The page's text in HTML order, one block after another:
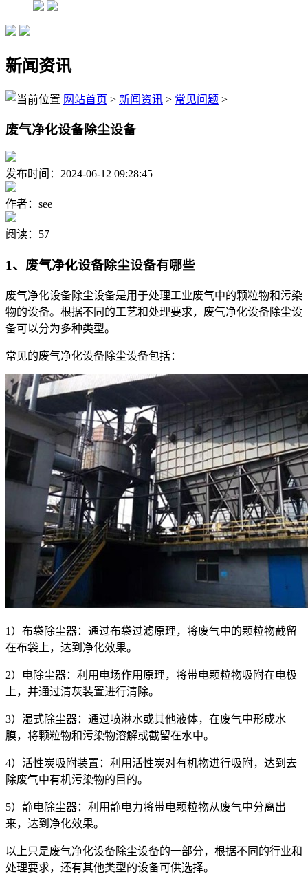
新闻资讯
网站首页 > 新闻资讯 > 常见问题 >
废气净化设备除尘设备
发布时间：2024-06-12 09:28:45
作者：see
阅读：57
1、废气净化设备除尘设备有哪些
废气净化设备除尘设备是用于处理工业废气中的颗粒物和污染
物的设备。根据不同的工艺和处理要求，废气净化设备除尘设
备可以分为多种类型。
常见的废气净化设备除尘设备包括：
1）布袋除尘器：通过布袋过滤原理，将废气中的颗粒物截留
在布袋上，达到净化效果。
2）电除尘器：利用电场作用原理，将带电颗粒物吸附在电极
上，并通过清灰装置进行清除。
3）湿式除尘器：通过喷淋水或其他液体，在废气中形成水
膜，将颗粒物和污染物溶解或截留在水中。
4）活性炭吸附装置：利用活性炭对有机物进行吸附，达到去
除废气中有机污染物的目的。
5）静电除尘器：利用静电力将带电颗粒物从废气中分离出
来，达到净化效果。
以上只是废气净化设备除尘设备的一部分，根据不同的行业和
处理要求，还有其他类型的设备可供选择。